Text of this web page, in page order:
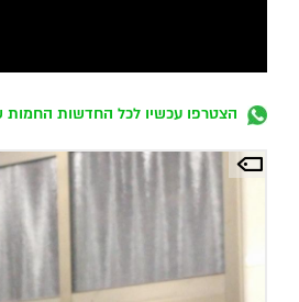
הצטרפו עכשיו לכל החדשות החמות